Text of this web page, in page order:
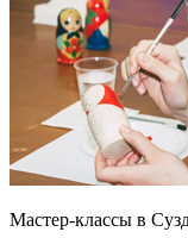
Мастер-классы в